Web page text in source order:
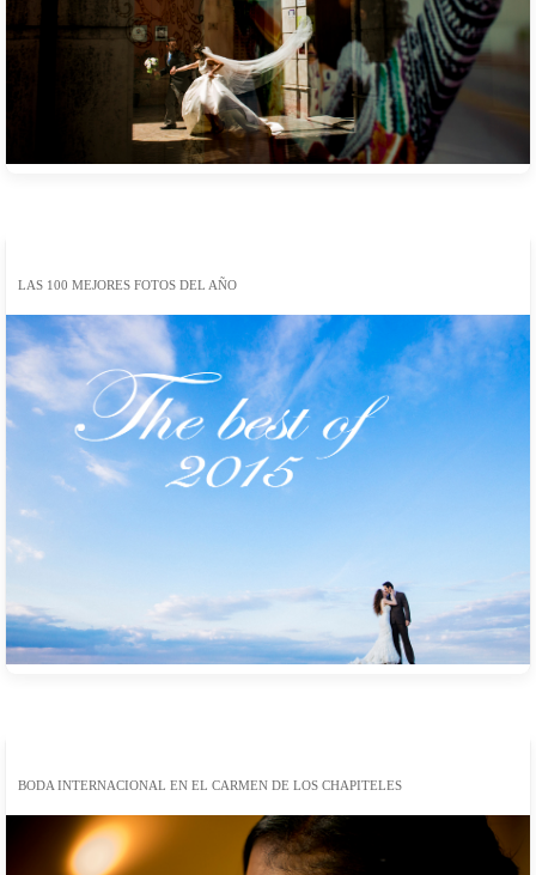
LAS 100 MEJORES FOTOS DEL AÑO
BODA INTERNACIONAL EN EL CARMEN DE LOS CHAPITELES